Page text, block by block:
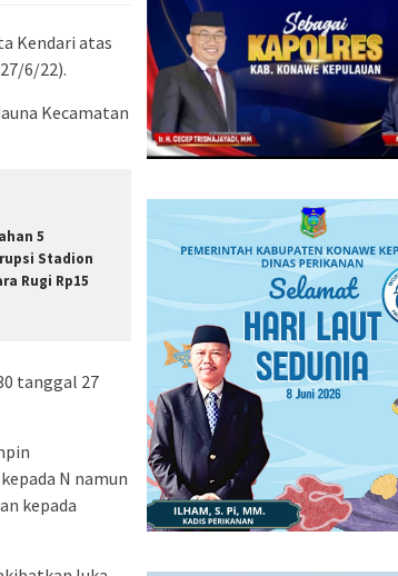
Kendari atas
6/22).
Kecamatan
5
Stadion
Rugi Rp15
tanggal 27
N namun
kepada